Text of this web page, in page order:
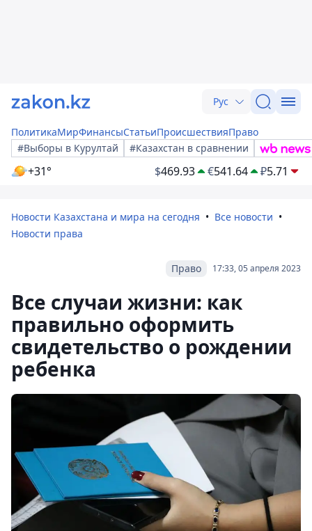
Рус
ПолитикаМирФинансыСтатьиПроисшествияПраво
#Выборы в Курултай
#Казахстан в сравнении
+31° $469.93 €541.64 ₽5.71
Новости Казахстана и мира на сегодня
Все новости
Новости права
17:33, 05 апреля 2023
Право
Все случаи жизни: как
правильно оформить
свидетельство о рождении
ребенка